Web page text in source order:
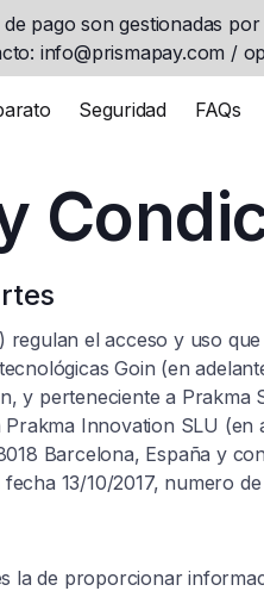
pago son gestionadas
info@prismapay.com /
Seguridad FAQs
regulan el acceso y uso
Goin (en
y perteneciente a Prakma
Prakma Innovation SLU
Barcelona, España y
13/10/2017, numero
la de proporcionar